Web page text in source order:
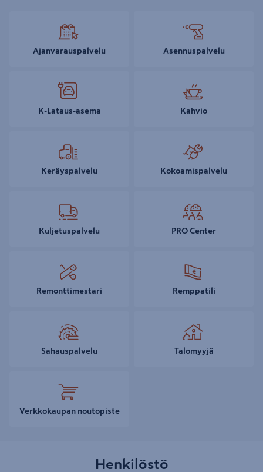
Ajanvarauspalvelu Asennuspalvelu
K-Lataus-asema Kahvio
Keräyspalvelu Kokoamispalvelu
Kuljetuspalvelu PRO Center
Remonttimestari Remppatili
Sahauspalvelu Talomyyjä
Verkkokaupan noutopiste
Henkilöstö